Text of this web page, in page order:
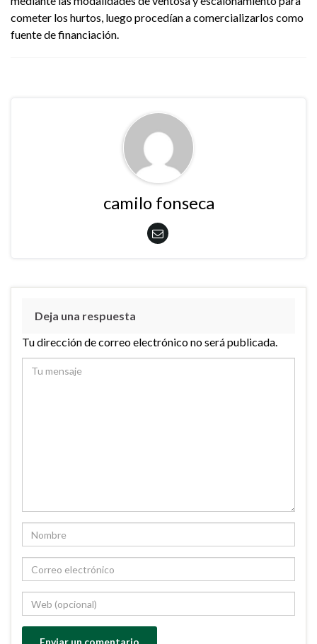
cometer los hurtos, luego procedían a comercializarlos como
fuente de financiación.
camilo fonseca
Deja una respuesta
Tu dirección de correo electrónico no será publicada.